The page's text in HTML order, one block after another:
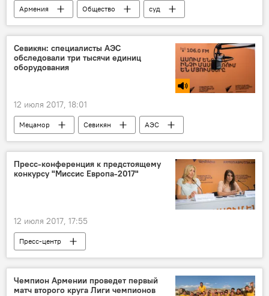
Армения Общество
суд
Сасна Црер
Севикян: специалисты АЭС
обследовали три тысячи единиц
оборудования
12 июля 2017, 18:01
Мецамор Севикян
АЭС
Армянская атомная электрическая станция
Голос
Пресс-конференция к предстоящему
конкурсу "Миссис Европа-2017"
12 июля 2017, 17:55
Пресс-центр
Чемпион Армении проведет первый
матч второго круга Лиги чемпионов